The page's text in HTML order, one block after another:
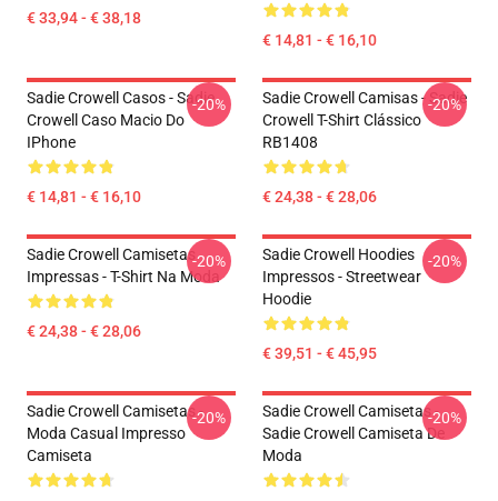
€ 33,94 - € 38,18
€ 14,81 - € 16,10
Sadie Crowell Casos - Sadie
Crowell Caso Macio Do
IPhone
€ 14,81 - € 16,10
-20%
Sadie Crowell Camisas - Sadie
Crowell T-Shirt Clássico
RB1408
€ 24,38 - € 28,06
-20%
Sadie Crowell Camisetas
Impressas - T-Shirt Na Moda
€ 24,38 - € 28,06
-20%
Sadie Crowell Hoodies
Impressos - Streetwear
Hoodie
€ 39,51 - € 45,95
-20%
Sadie Crowell Camisetas -
Moda Casual Impresso
Camiseta
-20%
Sadie Crowell Camisetas -
Sadie Crowell Camiseta De
Moda
-20%